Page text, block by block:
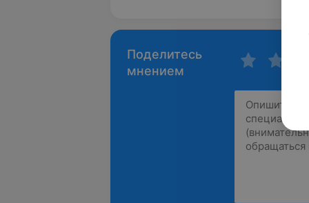
Поделитесь
мнением